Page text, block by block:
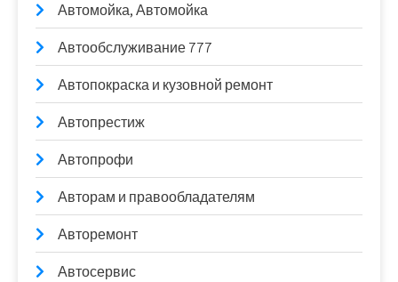
Автомойка, Автомойка
Автообслуживание 777
Автопокраска и кузовной ремонт
Автопрестиж
Автопрофи
Авторам и правообладателям
Авторемонт
Автосервис